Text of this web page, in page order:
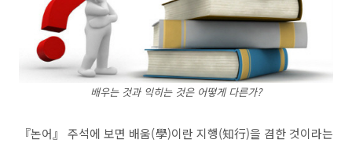
배우는 것과 익히는 것은 어떻게 다른가?
『논어』 주석에 보면 배움(學)이란 지행(知行)을 겸한 것이라는